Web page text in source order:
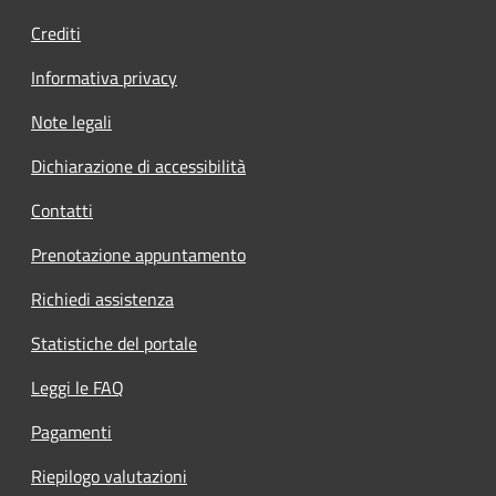
Crediti
Informativa privacy
Note legali
Dichiarazione di accessibilità
Contatti
Prenotazione appuntamento
Richiedi assistenza
Statistiche del portale
Leggi le FAQ
Pagamenti
Riepilogo valutazioni